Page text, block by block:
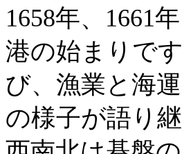
1658年、 1661
港の始まりで
び、漁業と海
の様子が語り